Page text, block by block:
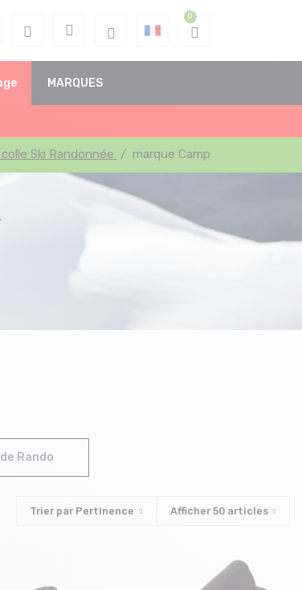
MARQUES
Ski Randonnée / marque Camp
Rando
Trier par Pertinence Afficher50articles